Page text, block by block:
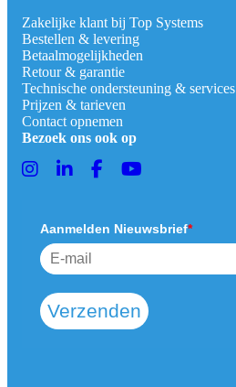
Zakelijke klant bij Top Systems
Bestellen & levering
Betaalmogelijkheden
Retour & garantie
Technische ondersteuning & services
Prijzen & tarieven
Contact opnemen
Bezoek ons ook op
Aanmelden Nieuwsbrief*
Verzenden